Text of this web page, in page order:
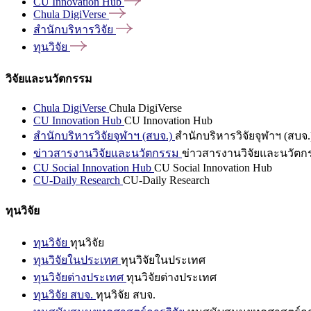
Chula DigiVerse
สำนักบริหารวิจัย
ทุนวิจัย
วิจัยและนวัตกรรม
Chula DigiVerse Chula DigiVerse
CU Innovation Hub CU Innovation Hub
สำนักบริหารวิจัยจุฬาฯ (สบจ.) สำนักบริหารวิจัยจุฬาฯ (สบจ
ข่าวสารงานวิจัยและนวัตกรรม ข่าวสารงานวิจัยและนวัตก
CU Social Innovation Hub CU Social Innovation Hub
CU-Daily Research CU-Daily Research
ทุนวิจัย
ทุนวิจัย ทุนวิจัย
ทุนวิจัยในประเทศ ทุนวิจัยในประเทศ
ทุนวิจัยต่างประเทศ ทุนวิจัยต่างประเทศ
ทุนวิจัย สบจ. ทุนวิจัย สบจ.